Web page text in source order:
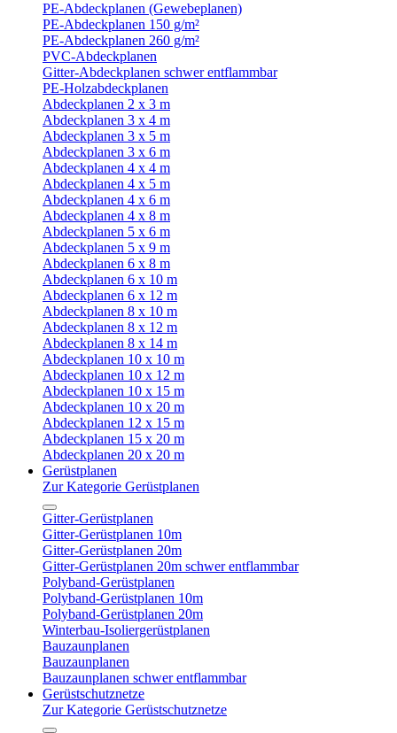
PE-Abdeckplanen (Gewebeplanen)
PE-Abdeckplanen 150 g/m²
PE-Abdeckplanen 260 g/m²
PVC-Abdeckplanen
Gitter-Abdeckplanen schwer entflammbar
PE-Holzabdeckplanen
Abdeckplanen 2 x 3 m
Abdeckplanen 3 x 4 m
Abdeckplanen 3 x 5 m
Abdeckplanen 3 x 6 m
Abdeckplanen 4 x 4 m
Abdeckplanen 4 x 5 m
Abdeckplanen 4 x 6 m
Abdeckplanen 4 x 8 m
Abdeckplanen 5 x 6 m
Abdeckplanen 5 x 9 m
Abdeckplanen 6 x 8 m
Abdeckplanen 6 x 10 m
Abdeckplanen 6 x 12 m
Abdeckplanen 8 x 10 m
Abdeckplanen 8 x 12 m
Abdeckplanen 8 x 14 m
Abdeckplanen 10 x 10 m
Abdeckplanen 10 x 12 m
Abdeckplanen 10 x 15 m
Abdeckplanen 10 x 20 m
Abdeckplanen 12 x 15 m
Abdeckplanen 15 x 20 m
Abdeckplanen 20 x 20 m
Gerüstplanen
Zur Kategorie Gerüstplanen
Gitter-Gerüstplanen
Gitter-Gerüstplanen 10m
Gitter-Gerüstplanen 20m
Gitter-Gerüstplanen 20m schwer entflammbar
Polyband-Gerüstplanen
Polyband-Gerüstplanen 10m
Polyband-Gerüstplanen 20m
Winterbau-Isoliergerüstplanen
Bauzaunplanen
Bauzaunplanen
Bauzaunplanen schwer entflammbar
Gerüstschutznetze
Zur Kategorie Gerüstschutznetze